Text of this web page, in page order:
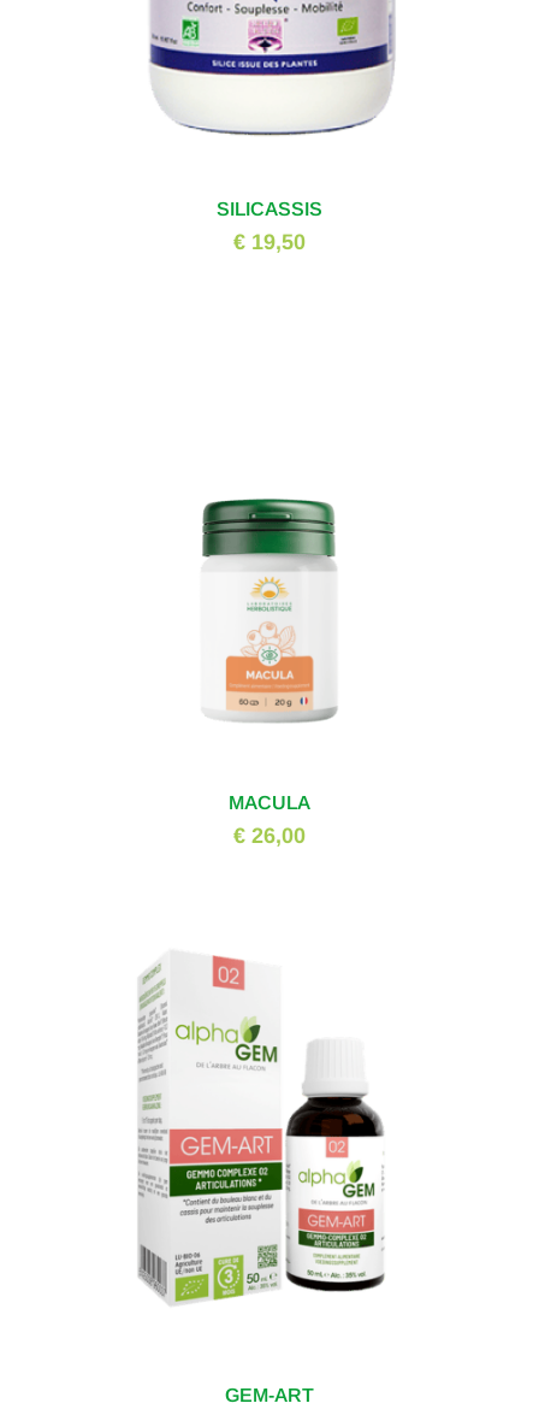
SILICASSIS
€ 19,50
MACULA
€ 26,00
GEM-ART